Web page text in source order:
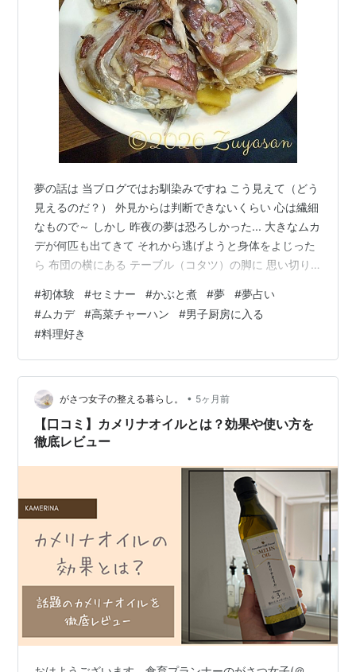
夢の話は 当ブログではお馴染みですね こう見えて（どう
見えるのだ？） 外見からは判断できないくらい 心は繊細
なもので～ しかし 昨夜の夢は恐ろしかった... 大きなムカ
デが何匹も出てきて それから逃げようと身体をよじった
ら 布団の横にある テーブル（コタツ）の脚に 思い切り
運上昇、臨時収入、仕事の成功 を暗示しているらしい で
も こないだも同じような吉夢である うんちまみれの猫を
見たのだけど... I prefer Lather Jacket to... こんばんはＺ
ＵＹＡさんです♪ 人生初のセミナー参加は、無事に終わり
ました。3万円以…
#初体験 #セミナー #かぶと煮 #夢 #夢占い
#ムカデ #高菜チャーハン #男子厨房に入る
#料理好き
がさつ女子の整える暮らし。 • 5ヶ月前
【口コミ】カメリナオイルとは？効果や使い方を
徹底レビュー